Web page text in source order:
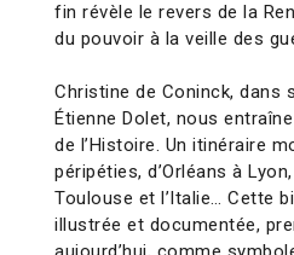
fin révèle le revers de la
du pouvoir à la veille des
Christine de Coninck, dans
Étienne Dolet, nous
de l’Histoire. Un itinéraire
péripéties, d’Orléans à
Toulouse et l’Italie… Cette
illustrée et documentée,